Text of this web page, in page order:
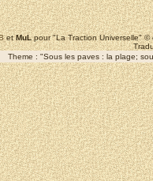
etMuLpour "La Traction Universelle"
Theme : "Sous les paves : la plage;